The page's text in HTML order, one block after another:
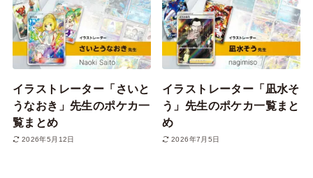
イラストレーター「さいと
うなおき」先生のポケカ一
覧まとめ
2026年5月12日
イラストレーター「凪水そ
う」先生のポケカ一覧まと
め
2026年7月5日